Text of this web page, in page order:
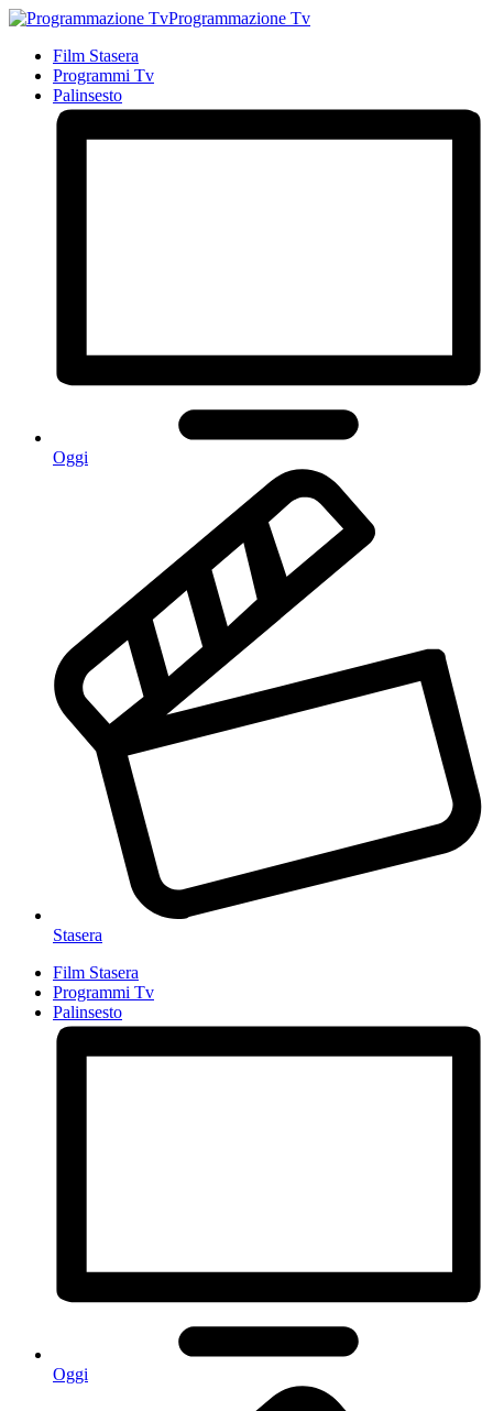
Programmazione Tv
Film Stasera
Programmi Tv
Palinsesto
Oggi
Stasera
Film Stasera
Programmi Tv
Palinsesto
Oggi